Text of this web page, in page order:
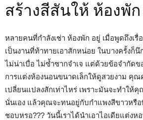
สร้างสีสันให้ ห้องพัก
หลายคนที่กำลังเช่า ห้องพัก อยู่ เมื่อพูดถึงเรื่
เป็นงานที่ท้าทายเอาสักหน่อย ในบางครั้งก็นึ
ไม่น่าเบื่อ ไม่ซ้ำซากจำเจ แต่ด้วยข้อจำกัด
การแต่งห้องนอนขนาดเล็กให้ดูสวยงาม คุณ
เปลี่ยนแปลงสักเท่าไหร่ เพราะมันจะทำให้
นั่นเอง แล้วคุณจะทนอยู่กับกำแพงสีขาวหรื
ชอบหรอ??? วันนี้เราได้นำเอาไอเดียแต่งห